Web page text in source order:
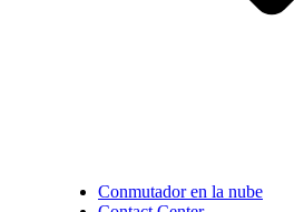
Conmutador en la nube